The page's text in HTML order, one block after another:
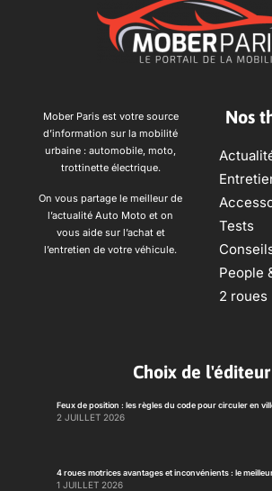
Mober Paris est votre source
d’information sur la mobilité
urbaine : automobile, moto,
trottinette électrique.
On vous partage le meilleur de
l’actualité Auto Moto et on
vous aide sur l’achat et
l’entretien de votre véhicule.
Nos
Tests
People
2 roues
Choix de l'éditeur
Feux de position : les règles du code pour circuler en
2 JUILLET 2026
4 roues motrices avantages et inconvénients : le
1 JUILLET 2026